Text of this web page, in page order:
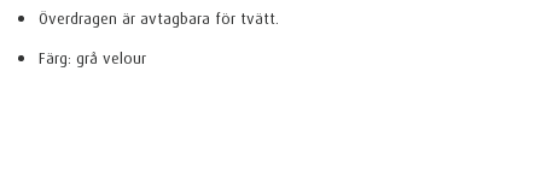
Överdragen är avtagbara för tvätt.
Färg: grå velour